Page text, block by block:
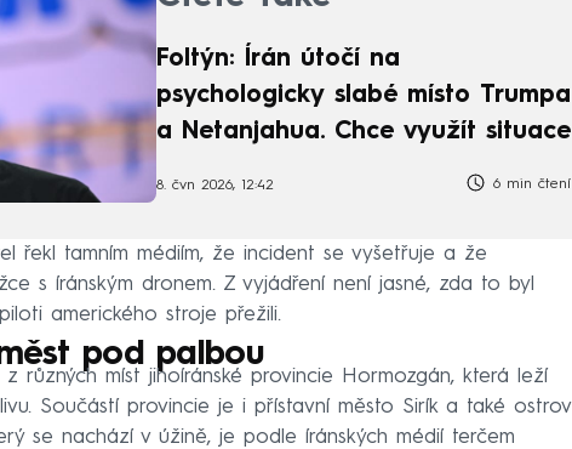
Foltýn: Írán útočí na
psychologicky slabé místo Trumpa
a Netanjahua. Chce využít situace
8. čvn 2026, 12:42 6 min čtení
řekl tamním médiím, že incident se vyšetřuje a že
s íránským dronem. Z vyjádření není jasné, zda to byl
amerického stroje přežili.
pod palbou
z různých míst jihoíránské provincie Hormozgán, která leží
Součástí provincie je i přístavní město Sirík a také ostrov
se nachází v úžině, je podle íránských médií terčem